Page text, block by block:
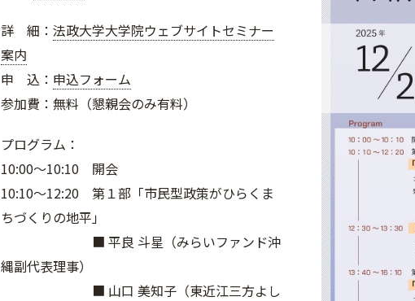
詳 細： 法政大学大学院ウェブサイトセミナー
案内
申 込： 申込フォーム
参加費：無料（懇親会のみ有料）
プログラム：
10:00～10:10 開会
10:10～12:20 第１部「市民型政策がひらくま
ちづくりの地平」
■ 平良 斗星（みらいファンド沖
縄副代表理事）
■ 山口 美知子（東近江三方よし